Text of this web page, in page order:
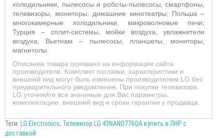
холодильники, пылесосы и роботы-пылесосы, смартфоны,
телевизоры, мониторы, домашние кинотеатры; Польша –
многокамерные холодильники, микроволновые печи;
Турция – сплит-системы, мойки воздуха, увлажнители
воздуха; Вьетнам – пылесосы, планшеты, мониторы,
магнитолы.
Описание товара основано на информации сайта
производителя. Комплект поставки, характеристики и
внешний вид могут быть изменены производителем LG без
предварительного уведомления. При покупке телевизора
LG уточняйте все значимые для Вас параметры,
комплектацию, внешний вид и сроки гарантии у продавца.
Теги: LG Electronics, Телевизор LG 43NANO776QA купить в ЛНР с
доставкой